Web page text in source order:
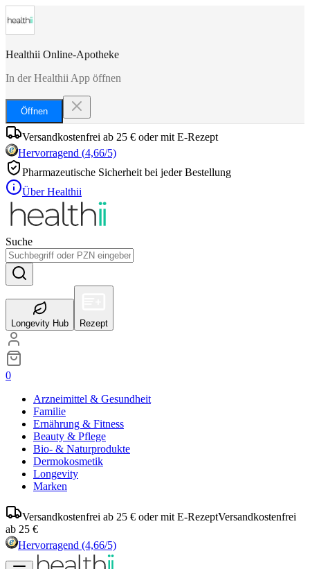
Healthii Online-Apotheke
In der Healthii App öffnen
Öffnen
Versandkostenfrei ab 25 € oder mit E-Rezept
Hervorragend (4,66/5)
Pharmazeutische Sicherheit bei jeder Bestellung
Über Healthii
Suche
Longevity Hub Rezept
0
Arzneimittel & Gesundheit
Familie
Ernährung & Fitness
Beauty & Pflege
Bio- & Naturprodukte
Dermokosmetik
Longevity
Marken
Versandkostenfrei ab 25 € oder mit E-RezeptVersandkostenfrei
ab 25 €
Hervorragend (4,66/5)